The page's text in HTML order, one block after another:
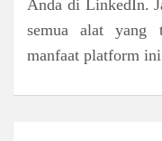
Anda di LinkedIn.
semua alat yang
manfaat platform